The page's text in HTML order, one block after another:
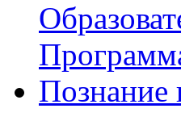
Познание